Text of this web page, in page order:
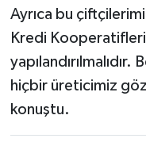
Ayrıca bu
Kredi
hiçbir üreticimiz
konuştu.